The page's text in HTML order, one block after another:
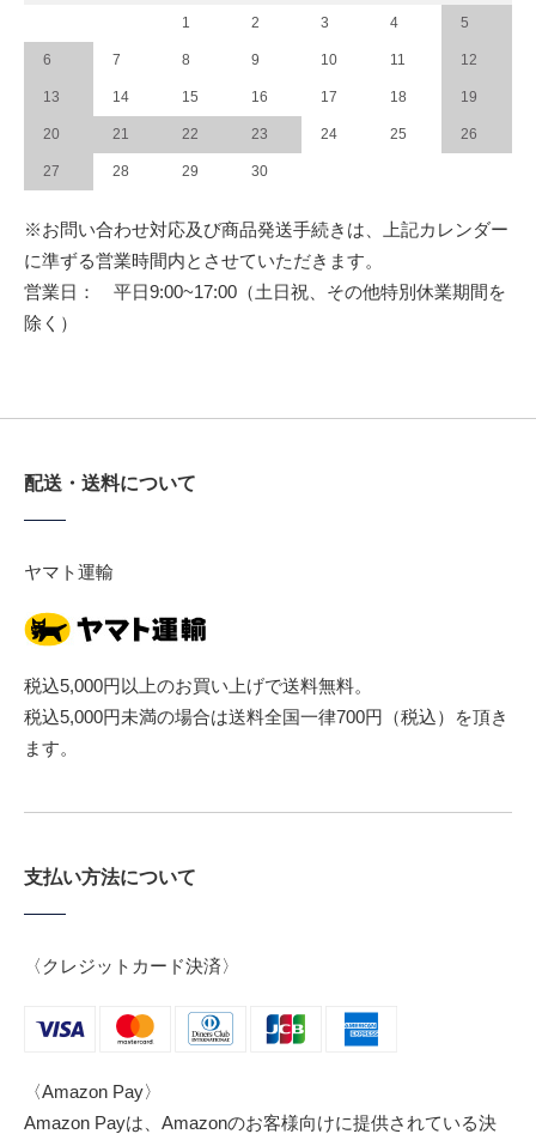
1 2 3 4 5
6 7 8 9 10 11 12
13 14 15 16 17 18 19
20 21 22 23 24 25 26
27 28 29 30
※お問い合わせ対応及び商品発送手続きは、上記カレンダー
に準ずる営業時間内とさせていただきます。
営業日： 平日9:00~17:00（土日祝、その他特別休業期間を
除く）
配送・送料について
ヤマト運輸
税込5,000円以上のお買い上げで送料無料。
税込5,000円未満の場合は送料全国一律700円（税込）を頂き
ます。
支払い方法について
〈クレジットカード決済〉
〈Amazon Pay〉
Amazon Payは、Amazonのお客様向けに提供されている決